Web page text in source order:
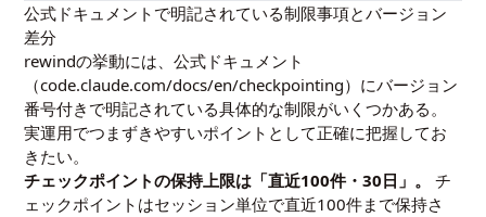
公式ドキュメントで明記されている制限事項とバージョン
差分
rewindの挙動には、公式ドキュメント
（code.claude.com/docs/en/checkpointing）にバージョン
番号付きで明記されている具体的な制限がいくつかある。
実運用でつまずきやすいポイントとして正確に把握してお
きたい。
チェックポイントの保持上限は「直近100件・30日」。
チ
ェックポイントはセッション単位で直近100件まで保持さ